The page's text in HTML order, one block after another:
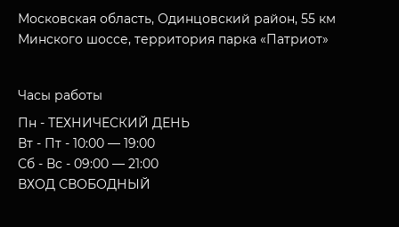
Московская область, Одинцовский район, 55 км
Минского шоссе, территория парка «Патриот»
Часы работы
Пн - ТЕХНИЧЕСКИЙ ДЕНЬ
Вт - Пт - 10:00 — 19:00
Сб - Вс - 09:00 — 21:00
ВХОД СВОБОДНЫЙ